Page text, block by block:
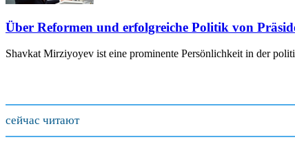
Über Reformen und erfolgreiche Politik von
Shavkat Mirziyoyev ist eine prominente Persönlichkeit in der
сейчас читают